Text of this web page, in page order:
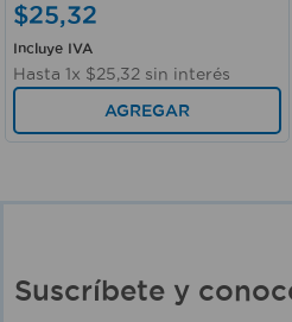
$25,32
Incluye IVA
Hasta 1x $25,32 sin interés
AGREGAR
Suscríbete y